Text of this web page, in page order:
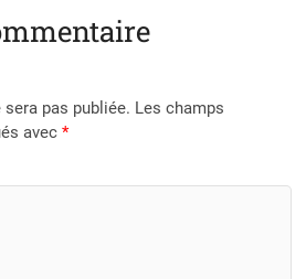
pas publiée. Les champs
avec*